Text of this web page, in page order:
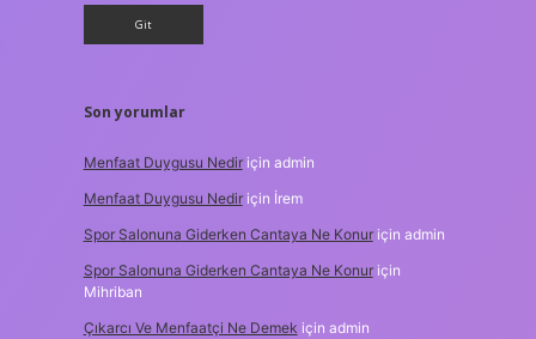
Son yorumlar
Menfaat Duygusu Nediriçin admin
Menfaat Duygusu Nediriçin İrem
Spor Salonuna Giderken Cantaya Ne Konuriçin admin
Spor Salonuna Giderken Cantaya Ne Konuriçin
Mihriban
Çıkarcı Ve Menfaatçi Ne Demek için admin